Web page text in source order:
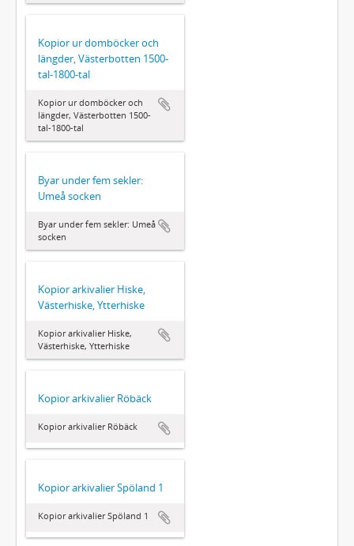
Kopior ur domböcker och
längder, Västerbotten 1500-
tal-1800-tal
Kopior ur domböcker och
längder, Västerbotten 1500-
tal-1800-tal
Byar under fem sekler:
Umeå socken
Byar under fem sekler: Umeå
socken
Kopior arkivalier Hiske,
Västerhiske, Ytterhiske
Kopior arkivalier Hiske,
Västerhiske, Ytterhiske
Kopior arkivalier Röbäck
Kopior arkivalier Röbäck
Kopior arkivalier Spöland 1
Kopior arkivalier Spöland 1